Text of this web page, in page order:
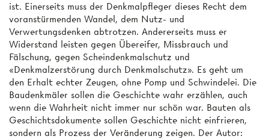
ist. Einerseits muss der Denkmalpfleger dieses Recht dem
voranstürmenden Wandel, dem Nutz- und
Verwertungsdenken abtrotzen. Andererseits muss er
Widerstand leisten gegen Übereifer, Missbrauch und
Fälschung, gegen Scheindenkmalschutz und
«Denkmalzerstörung durch Denkmalschutz». Es geht um
den Erhalt echter Zeugen, ohne Pomp und Schwindelei. Die
Baudenkmäler sollen die Geschichte wahr erzählen, auch
wenn die Wahrheit nicht immer nur schön war. Bauten als
Geschichtsdokumente sollen Geschichte nicht einfrieren,
sondern als Prozess der Veränderung zeigen. Der Autor: